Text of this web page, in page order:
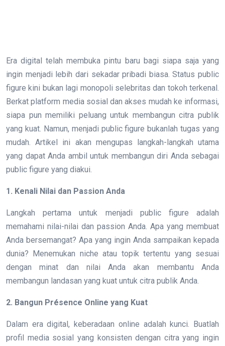
Era digital telah membuka pintu baru bagi siapa saja yang
ingin menjadi lebih dari sekadar pribadi biasa. Status public
figure kini bukan lagi monopoli selebritas dan tokoh terkenal.
Berkat platform media sosial dan akses mudah ke informasi,
siapa pun memiliki peluang untuk membangun citra publik
yang kuat. Namun, menjadi public figure bukanlah tugas yang
mudah. Artikel ini akan mengupas langkah-langkah utama
yang dapat Anda ambil untuk membangun diri Anda sebagai
public figure yang diakui.
1. Kenali Nilai dan Passion Anda
Langkah pertama untuk menjadi public figure adalah
memahami nilai-nilai dan passion Anda. Apa yang membuat
Anda bersemangat? Apa yang ingin Anda sampaikan kepada
dunia? Menemukan niche atau topik tertentu yang sesuai
dengan minat dan nilai Anda akan membantu Anda
membangun landasan yang kuat untuk citra publik Anda.
2. Bangun Présence Online yang Kuat
Dalam era digital, keberadaan online adalah kunci. Buatlah
profil media sosial yang konsisten dengan citra yang ingin